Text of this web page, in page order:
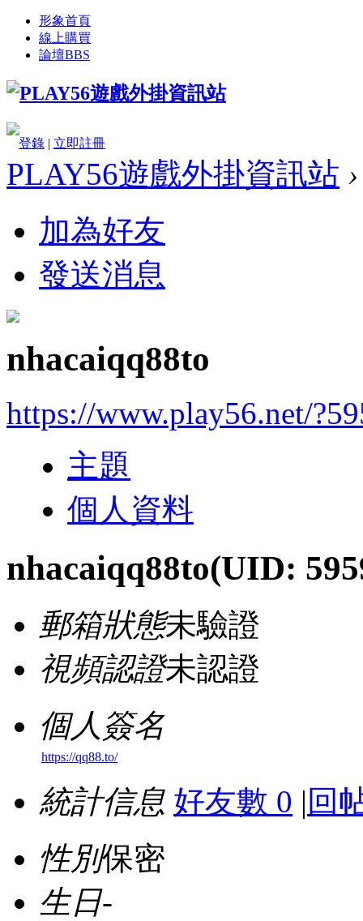
形象首頁
線上購買
論壇BBS
登錄 | 立即註冊
PLAY56遊戲外掛資訊站 ›
加為好友
發送消息
nhacaiqq88to
https://www.play56.net/
主題
個人資料
nhacaiqq88to(UID:
郵箱狀態未驗證
視頻認證未認證
個人簽名
https://qq88.to/
統計信息 好友數 0 | 回
性別保密
生日-